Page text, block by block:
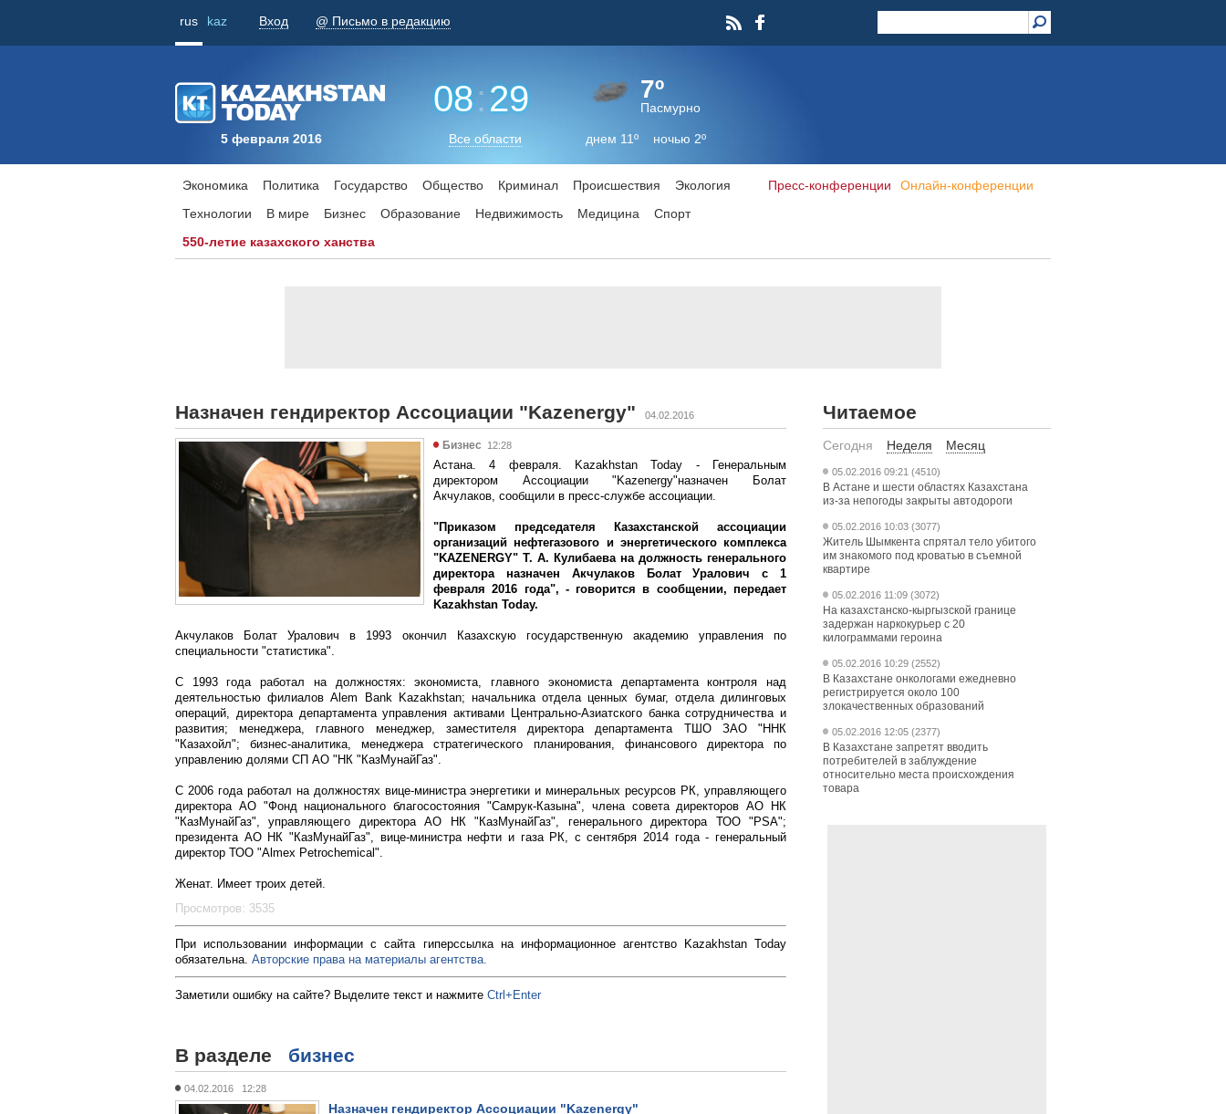
rus kaz Вход @ Письмо в редакцию
5 февраля 2016
08:29
Все области
7º
Пасмурно
днем 11º ночью 2º
Экономика Политика Государство Общество Криминал Происшествия
Экология
Технологии
В мире Бизнес Образование Недвижимость Медицина
Спорт
550-летие казахского ханства
Пресс-конференции Онлайн-конференции
Назначен гендиректор Ассоциации "Kazenergy" 04.02.2016
Бизнес 12:28
Астана. 4 февраля. Kazakhstan Today - Генеральным
директором Ассоциации "Kazenergy"назначен Болат
Акчулаков, сообщили в пресс-службе ассоциации.
"Приказом председателя Казахстанской ассоциации
организаций нефтегазового и энергетического комплекса
"KAZENERGY" Т. А. Кулибаева на должность генерального
директора назначен Акчулаков Болат Уралович с 1
февраля 2016 года", - говорится в сообщении, передает
Kazakhstan Today.
Акчулаков Болат Уралович в 1993 окончил Казахскую государственную академию управления по
специальности "статистика".
С 1993 года работал на должностях: экономиста, главного экономиста департамента контроля над
деятельностью филиалов Alem Bank Kazakhstan; начальника отдела ценных бумаг, отдела дилинговых
операций, директора департамента управления активами Центрально-Азиатского банка сотрудничества и
развития; менеджера, главного менеджер, заместителя директора департамента ТШО ЗАО "ННК
"Казахойл"; бизнес-аналитика, менеджера стратегического планирования, финансового директора по
управлению долями СП АО "НК "КазМунайГаз".
С 2006 года работал на должностях вице-министра энергетики и минеральных ресурсов РК, управляющего
директора АО "Фонд национального благосостояния "Самрук-Казына", члена совета директоров АО НК
"КазМунайГаз", управляющего директора АО НК "КазМунайГаз", генерального директора ТОО "PSA";
президента АО НК "КазМунайГаз", вице-министра нефти и газа РК, с сентября 2014 года - генеральный
директор ТОО "Almex Petrochemical".
Женат. Имеет троих детей.
Просмотров: 3535
При использовании информации с сайта гиперссылка на информационное агентство Kazakhstan Today
обязательна. Авторские права на материалы агентства.
Заметили ошибку на сайте? Выделите текст и нажмите Ctrl+Enter
В разделе бизнес
04.02.2016 12:28
Назначен гендиректор Ассоциации "Kazenergy"
Читаемое
Сегодня Неделя Месяц
05.02.2016 09:21 (4510)
В Астане и шести областях Казахстана
из-за непогоды закрыты автодороги
05.02.2016 10:03 (3077)
Житель Шымкента спрятал тело убитого
им знакомого под кроватью в съемной
квартире
05.02.2016 11:09 (3072)
На казахстанско-кыргызской границе
задержан наркокурьер с 20
килограммами героина
05.02.2016 10:29 (2552)
В Казахстане онкологами ежедневно
регистрируется около 100
злокачественных образований
05.02.2016 12:05 (2377)
В Казахстане запретят вводить
потребителей в заблуждение
относительно места происхождения
товара